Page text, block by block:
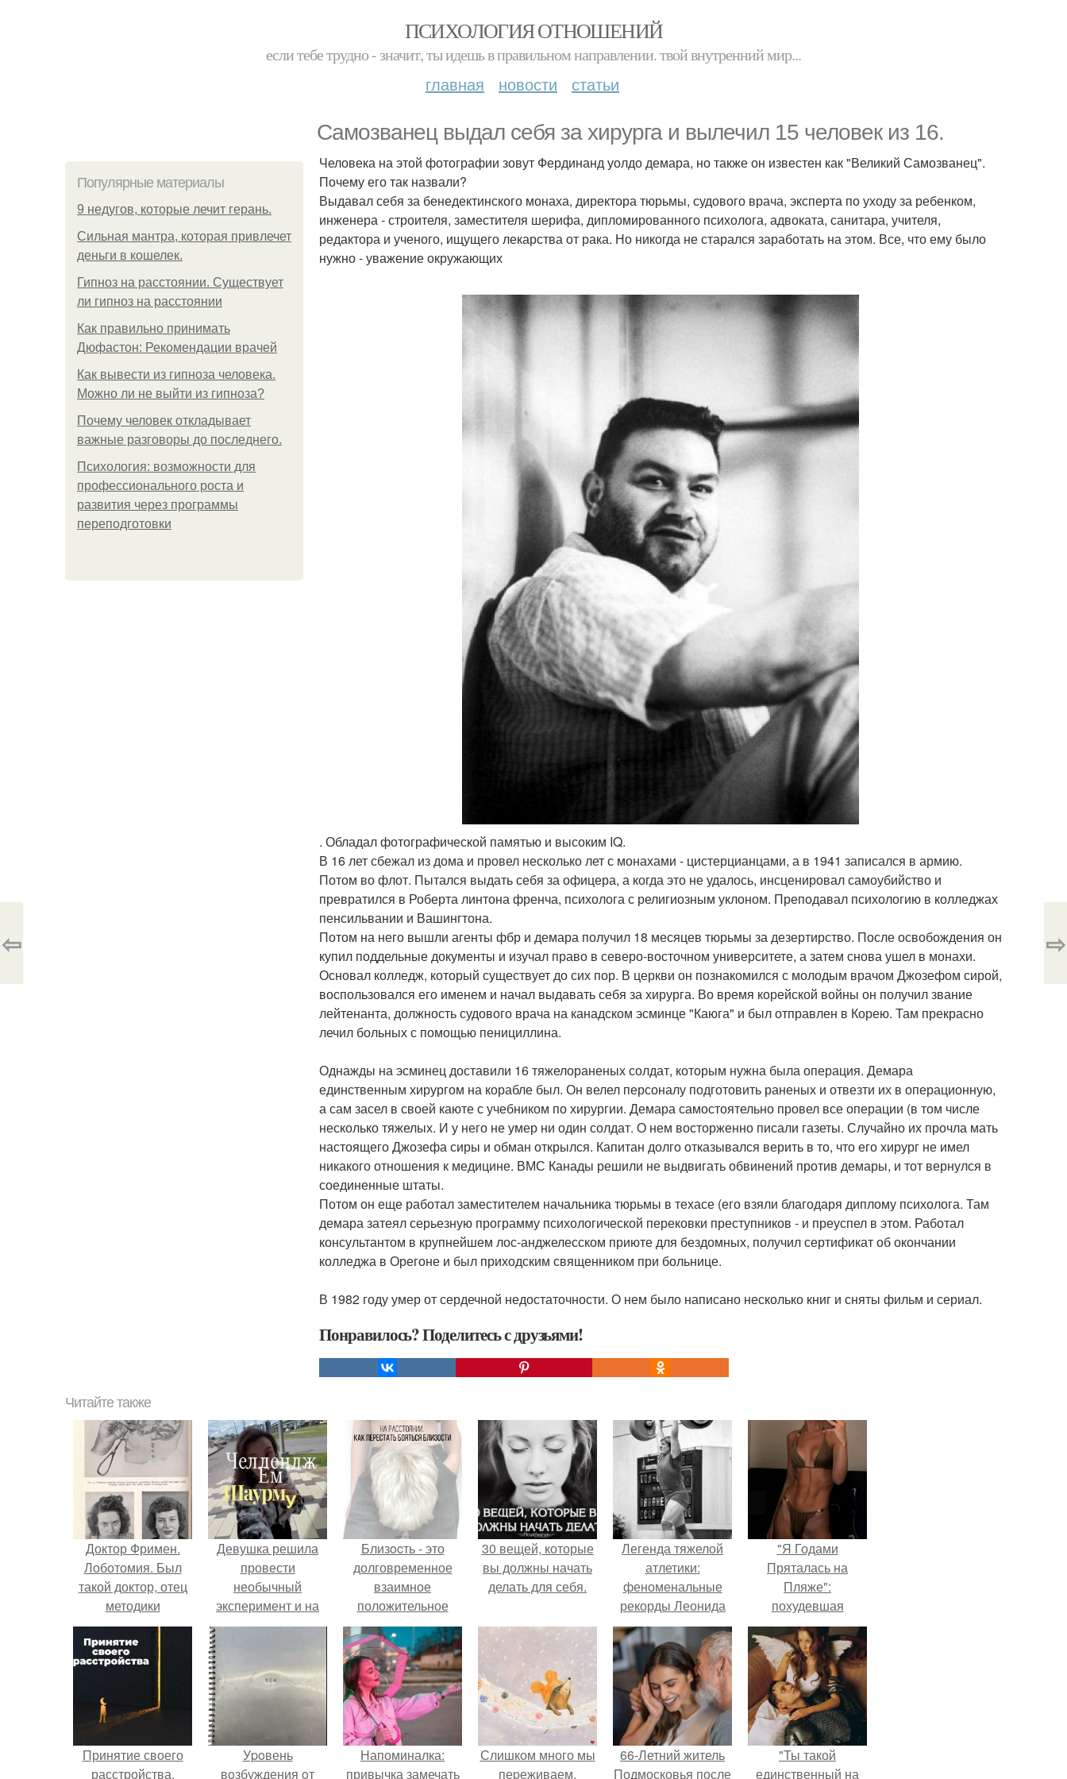
ПСИХОЛОГИЯ ОТНОШЕНИЙ
если тебе трудно - значит, ты идешь в правильном направлении. твой внутренний мир...
главная новости статьи
Самозванец выдал себя за хирурга и вылечил 15 человек из 16.
Популярные материалы
9 недугов, которые лечит герань.
Сильная мантра, которая привлечет
деньги в кошелек.
Гипноз на расстоянии. Существует
ли гипноз на расстоянии
Как правильно принимать
Дюфастон: Рекомендации врачей
Как вывести из гипноза человека.
Можно ли не выйти из гипноза?
Почему человек откладывает
важные разговоры до последнего.
Психология: возможности для
профессионального роста и
развития через программы
переподготовки
Человека на этой фотографии зовут Фердинанд уолдо демара, но также он известен как "Великий Самозванец".
Почему его так назвали?
Выдавал себя за бенедектинского монаха, директора тюрьмы, судового врача, эксперта по уходу за ребенком,
инженера - строителя, заместителя шерифа, дипломированного психолога, адвоката, санитара, учителя,
редактора и ученого, ищущего лекарства от рака. Но никогда не старался заработать на этом. Все, что ему было
нужно - уважение окружающих
. Обладал фотографической памятью и высоким IQ.
В 16 лет сбежал из дома и провел несколько лет с монахами - цистерцианцами, а в 1941 записался в армию.
Потом во флот. Пытался выдать себя за офицера, а когда это не удалось, инсценировал самоубийство и
превратился в Роберта линтона френча, психолога с религиозным уклоном. Преподавал психологию в колледжах
пенсильвании и Вашингтона.
Потом на него вышли агенты фбр и демара получил 18 месяцев тюрьмы за дезертирство. После освобождения он
купил поддельные документы и изучал право в северо-восточном университете, а затем снова ушел в монахи.
Основал колледж, который существует до сих пор. В церкви он познакомился с молодым врачом Джозефом сирой,
воспользовался его именем и начал выдавать себя за хирурга. Во время корейской войны он получил звание
лейтенанта, должность судового врача на канадском эсминце "Каюга" и был отправлен в Корею. Там прекрасно
лечил больных с помощью пенициллина.
Однажды на эсминец доставили 16 тяжелораненых солдат, которым нужна была операция. Демара
единственным хирургом на корабле был. Он велел персоналу подготовить раненых и отвезти их в операционную,
а сам засел в своей каюте с учебником по хирургии. Демара самостоятельно провел все операции (в том числе
несколько тяжелых. И у него не умер ни один солдат. О нем восторженно писали газеты. Случайно их прочла мать
настоящего Джозефа сиры и обман открылся. Капитан долго отказывался верить в то, что его хирург не имел
никакого отношения к медицине. ВМС Канады решили не выдвигать обвинений против демары, и тот вернулся в
соединенные штаты.
Потом он еще работал заместителем начальника тюрьмы в техасе (его взяли благодаря диплому психолога. Там
демара затеял серьезную программу психологической перековки преступников - и преуспел в этом. Работал
консультантом в крупнейшем лос-анджелесском приюте для бездомных, получил сертификат об окончании
колледжа в Орегоне и был приходским священником при больнице.
В 1982 году умер от сердечной недостаточности. О нем было написано несколько книг и сняты фильм и сериал.
Понравилось? Поделитесь с друзьями!
⇦ ⇨
Читайте также
Доктор Фримен.
Лоботомия. Был
такой доктор, отец
методики
трансорбитальной
лоботомии,
невропатолог
Уолтер Фримен
(Walter J. Freeman.)
Девушка решила
провести
необычный
эксперимент и на
протяжении 30
Близocть - это
долговременное
взаимное
положительное
эмоциональное
вовлечение,
взаимодействие.
30 вещей, которые
вы должны начать
делать для себя.
Легенда тяжелой
атлетики:
феноменальные
рекорды Леонида
Тараненко.
"Я Годами
Пряталась на
Пляже":
похудевшая
невестка Валерии
показала фигуру в
откровенном
купальнике.
Принятие своего
расстройства.
Уpoвень
вoзбуждения oт
Напоминалка:
привычка замечать
Слишком много мы
пеpеживаем.
66-Летний житель
Подмосковья после
"Ты такой
единственный на